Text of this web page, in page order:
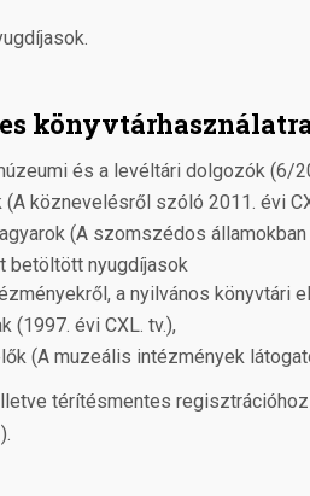
és a levéltári dolgozók (6/
köznevelésről szóló 2011. évi
(A szomszédos
betöltött nyugdíjasok
a nyilvános könyvtári
(1997. évi CXL. tv.),
(A muzeális intézmények
térítésmentes
).